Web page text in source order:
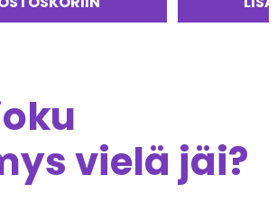
vielä jäi?